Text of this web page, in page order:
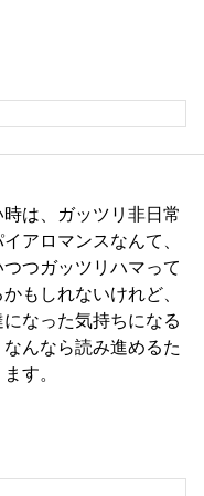
は、ガッツリ非日常
アロマンスなんて、
つガッツリハマって
もしれないけれど、
なった気持ちになる
んなら読み進めるた
す。